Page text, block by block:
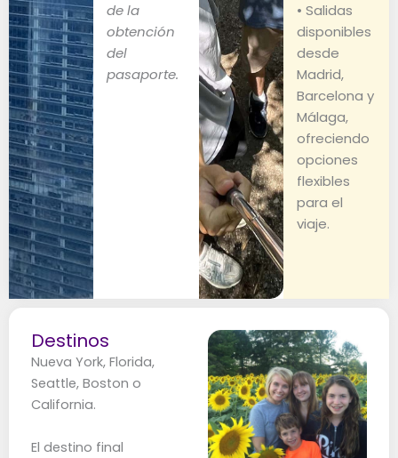
de la
obtención
del
pasaporte.
• Salidas
disponibles
desde
Madrid,
Barcelona y
Málaga,
ofreciendo
opciones
flexibles
para el
viaje.
Destinos
Nueva York, Florida,
Seattle, Boston o
California.
El destino final